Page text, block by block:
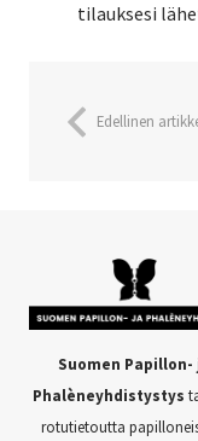
tilauksesi
Edellinen
Suomen Papillon-
Phalèneyhdistystys
rotutietoutta